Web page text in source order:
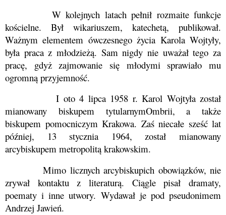
W kolejnych latach pełnił rozmaite funkcje
kościelne. Był wikariuszem, katechetą, publikował.
Ważnym elementem ówczesnego życia Karola Wojtyły,
była praca z młodzieżą. Sam nigdy nie uważał tego za
pracę, gdyż zajmowanie się młodymi sprawiało mu
ogromną przyjemność.
I oto 4 lipca 1958 r. Karol Wojtyła został
mianowany biskupem tytularnymOmbrii, a także
biskupem pomocniczymKrakowa. Zaś niecałe sześć lat
później, 13 stycznia 1964, został mianowany
arcybiskupem metropolitą krakowskim.
Mimo licznych arcybiskupich obowiązków, nie
zrywał kontaktu z literaturą. Ciągle pisał dramaty,
poematy i inne utwory. Wydawał je pod pseudonimem
Andrzej Jawień.